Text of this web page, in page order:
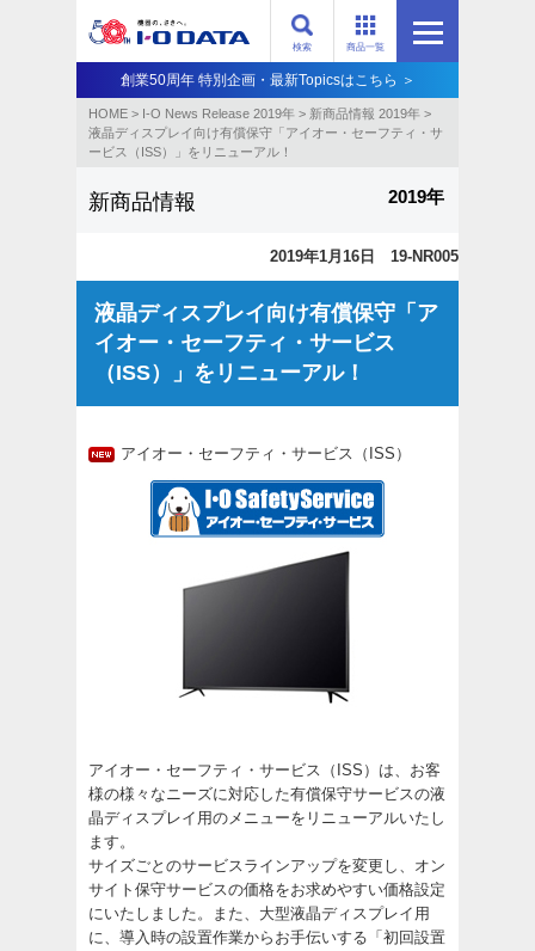
商品一覧
検索
創業50周年 特別企画・最新Topicsはこちら ＞
HOME > I-O News Release 2019年 > 新商品情報 2019年 >
液晶ディスプレイ向け有償保守「アイオー・セーフティ・サ
ービス（ISS）」をリニューアル！
新商品情報 2019年
2019年1月16日 19-NR005
液晶ディスプレイ向け有償保守「ア
イオー・セーフティ・サービス
（ISS）」をリニューアル！
アイオー・セーフティ・サービス（ISS）
アイオー・セーフティ・サービス（ISS）は、お客
様の様々なニーズに対応した有償保守サービスの液
晶ディスプレイ用のメニューをリニューアルいたし
ます。
サイズごとのサービスラインアップを変更し、オン
サイト保守サービスの価格をお求めやすい価格設定
にいたしました。また、大型液晶ディスプレイ用
に、導入時の設置作業からお手伝いする「初回設置